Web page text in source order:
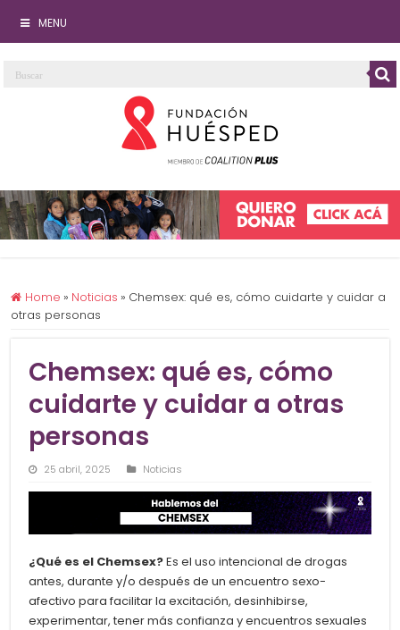
MENU
Home » Noticias » Chemsex: qué es, cómo cuidarte y cuidar a
otras personas
Chemsex: qué es, cómo
cuidarte y cuidar a otras
personas
25 abril, 2025 Noticias
¿Qué es el Chemsex?Es el uso intencional de drogas
antes, durante y/o después de un encuentro sexo-
afectivo para facilitar la excitación, desinhibirse,
experimentar, tener más confianza y encuentros sexuales